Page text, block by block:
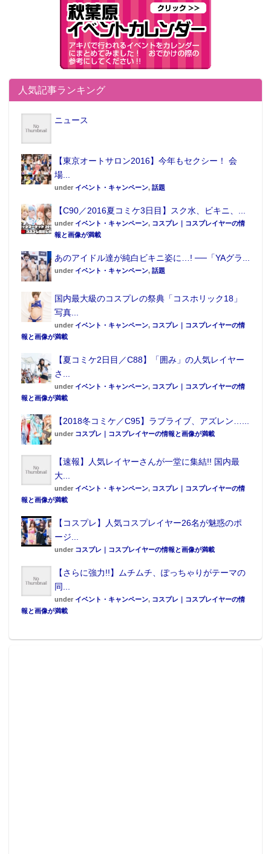
8位 幼女戦記
9位 異世界はスマートフォンとともに。
10位 月がきれい
“オススメしたいアニメ部門”の第1位は『宝石の国』。
3DCGアニメで繊細に描かれた本作は、その圧倒的な
映像美についても「CGアニメならでは」と大きな話題
となった。
「展開が気になったアニメ」部門
1位 宝石の国
2位 けものフレンズ
4位 魔法使いの嫁
5位 十二大戦
6位 ゲーマーズ！
7位 ネト充のススメ
8位 Just Because！
9位 進撃の巨人 Season2
10位 ナイツ＆マジック
“オススメしたいアニメ部門”に続き、“展開が気になっ
たアニメ部門”も第1位は『宝石の国』。 多くの謎に
包まれ独創的な世界観で描かれる本作は、「月人」に
攫われた「宝石」の行く末や、落ちこぼれだった主人
公・フォスが様々な出来事を通して“成長”していく姿
など、今後の展開が気になるシーンが数多くあった。
1位 宝石の国
2位 異世界食堂
3位 魔法使いの嫁
4位 少女終末旅行
5位 けものフレンズ
6位 異世界はスマートフォンとともに。
7位 キノの旅 -the Beautiful World- the Animated Series
8位 この素晴らしい世界に祝福を！２
9位 血界戦線 & BEYOND
10位 ナイツ＆マジック
人気記事ランキング
ニュース
【東京オートサロン2016】今年もセクシー！ 会
場...
under イベント・キャンペーン, 話題
【C90／2016夏コミケ3日目】スク水、ビキニ、...
under イベント・キャンペーン, コスプレ｜コスプレイヤーの情
報と画像が満載
あのアイドル達が純白ビキニ姿に…! ──「YAグラ...
under イベント・キャンペーン, 話題
国内最大級のコスプレの祭典「コスホリック18」
写真...
under イベント・キャンペーン, コスプレ｜コスプレイヤーの情
報と画像が満載
【夏コミケ2日目／C88】「囲み」の人気レイヤー
さ...
under イベント・キャンペーン, コスプレ｜コスプレイヤーの情
報と画像が満載
【2018冬コミケ／C95】ラブライブ、アズレン…...
under コスプレ｜コスプレイヤーの情報と画像が満載
【速報】人気レイヤーさんが一堂に集結!! 国内最
大...
under イベント・キャンペーン, コスプレ｜コスプレイヤーの情
報と画像が満載
【コスプレ】人気コスプレイヤー26名が魅惑のポ
ージ...
under コスプレ｜コスプレイヤーの情報と画像が満載
【さらに強力!!】ムチムチ、ぽっちゃりがテーマの
同...
under イベント・キャンペーン, コスプレ｜コスプレイヤーの情
報と画像が満載